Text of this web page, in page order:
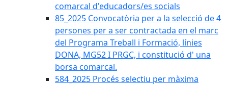
comarcal d'educadors/es socials
85_2025 Convocatòria per a la selecció de 4
persones per a ser contractada en el marc
del Programa Treball i Formació, línies
DONA, MG52 I PRGC, i constitució d' una
borsa comarcal.
584_2025 Procés selectiu per màxima